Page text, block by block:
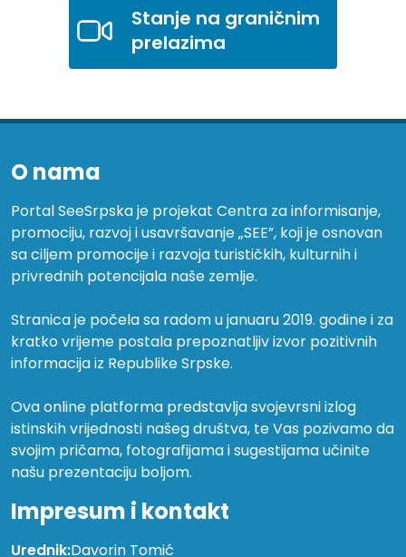
Stanje na graničnim
prelazima
O nama
Portal SeeSrpska je projekat Centra za informisanje,
promociju, razvoj i usavršavanje „SEE”, koji je osnovan
sa ciljem promocije i razvoja turističkih, kulturnih i
privrednih potencijala naše zemlje.
Stranica je počela sa radom u januaru 2019. godine i za
kratko vrijeme postala prepoznatljiv izvor pozitivnih
informacija iz Republike Srpske.
Ova online platforma predstavlja svojevrsni izlog
istinskih vrijednosti našeg društva, te Vas pozivamo da
svojim pričama, fotografijama i sugestijama učinite
našu prezentaciju boljom.
Impresum i kontakt
Urednik:Davorin Tomić